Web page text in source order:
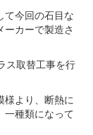
て今回の石目な
カーで製造さ
様より、断熱に
一種類になって